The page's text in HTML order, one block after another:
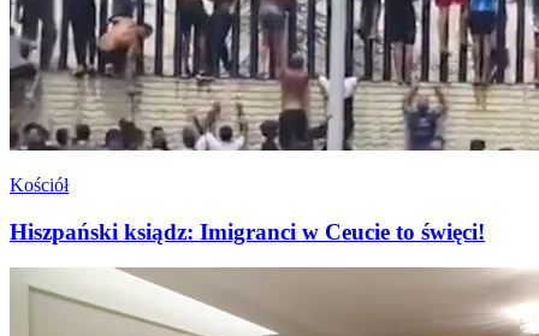
Kościół
Hiszpański ksiądz: Imigranci w Ceucie to święci!